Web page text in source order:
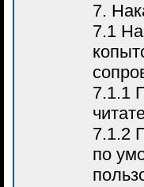
7.
7.1
7.1.1
7.1.2
по